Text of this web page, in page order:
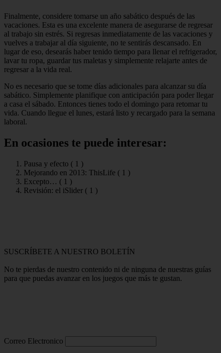
Finalmente, considere tomarse un año sabático después de las
vacaciones. Esta es una excelente manera de asegurarse de regresar
al trabajo sin estrés. Si regresas inmediatamente de las vacaciones y
vuelves a trabajar al día siguiente, no te sentirás descansado. En
lugar de eso, desearás haber tenido tiempo para llenar el refrigerador,
lavar tu ropa, guardar tus maletas y simplemente relajarte antes de
regresar a la vida real.
No es necesario que se tome días adicionales para alcanzar su día
sabático. Simplemente planifique con anticipación para poder llegar
a casa el sábado. Entonces tienes todo el domingo para retomar tu
vida. Cuando llegue el lunes, estará listo y recargado para la semana
laboral.
En ocasiones te puede interesar:
Pausa y efecto ( 1 )
Mejorando en 2013: ThisLife ( 1 )
Excepto… ( 1 )
Revisión: el iSlider ( 1 )
SUSCRÍBETE A NUESTRO BOLETÍN
No te pierdas de nuestro contenido ni de ninguna de nuestras guías
para que puedas avanzar en los juegos que más te gustan.
Correo Electronico